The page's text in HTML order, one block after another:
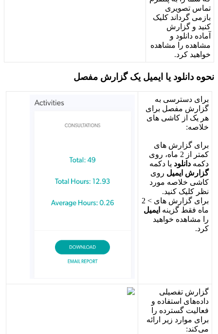
تماس تصویر ی
باز می گرد ند کلیک
کنید و گز ر ش
ماده د نلود و
مشاهده ر مشاهده
خو اهید کرد.
نحوه د نلود یا یمیل یک گز ر ش مفصل
بر ی دستر سی به
گز ر ش مفصل بر ی
هر یک ز کاشی های
خلصه:
بر ی گز ر ش های
کمتر ز 2 ماه، ر وی
دکمه د انلود یا دکمه
گز ار ش ایمیل ر وی
کاشی خلصه مورد
نظر کلیک کنید.
بر ی گز ر ش های >
2
ماه فقط گز ینه ایمیل
ر
مشاهده خو اهید
کرد.
گز ر ش تفصیلی
د ادههای ستفاده و
فعالیت گسترده ر
بر ی مو رد ز یر ر ائه
میکند: